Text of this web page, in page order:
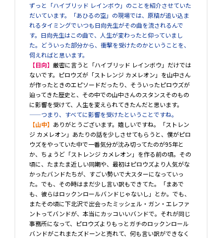
ずっと「ハイブリッド レインボウ」のことを紹介させていた
だいています。「あひるの空」の現場では、原稿が追い込ま
れるタイミングでいつも日向先生がその曲を流されるんで
す。日向先生はこの曲で、人生が変わったと仰っていまし
た。どういった部分から、衝撃を受けたのかということを、
伺えればと思います。
【日向】厳密に言うと「ハイブリッド レインボウ」だけでは
ないです。ピロウズが「ストレンジ カメレオン」を山中さん
が作ったときのエピソードだったり、そういったピロウズが
辿ってきた歴史と、その中での山中さんのスタンスそのもの
に影響を受けて、人生を変えられてきたんだと思います。
――つまり、すべてに影響を受けたということですね。
【山中】 ありがとうございます。嬉しいですね。「ストレン
ジ カメレオン」あたりの話を少しさせてもらうと、僕がピロ
ウズをやっていた中で一番気分が沈み切ってたのが95年と
か、ちょうど「ストレンジ カメレオン」を作る前の頃。その
頃に、たまたま近しい同期や、最初はピロウズより人気がな
かったバンドたちが、すごい勢いで大スターになっていっ
た。でも、その時はまだ少し言い訳もできてた。「まあで
も、彼らはロックンロールバンドじゃないし」とか。でも、
またその頃に下北沢で出会ったミッシェル・ガン・エレファ
ントってバンドが、本当にカッコいいバンドで。それが同じ
事務所になって、ピロウズよりもっとガチのロックンロール
バンドがこれまたズドーンと売れて、何も言い訳ができなく